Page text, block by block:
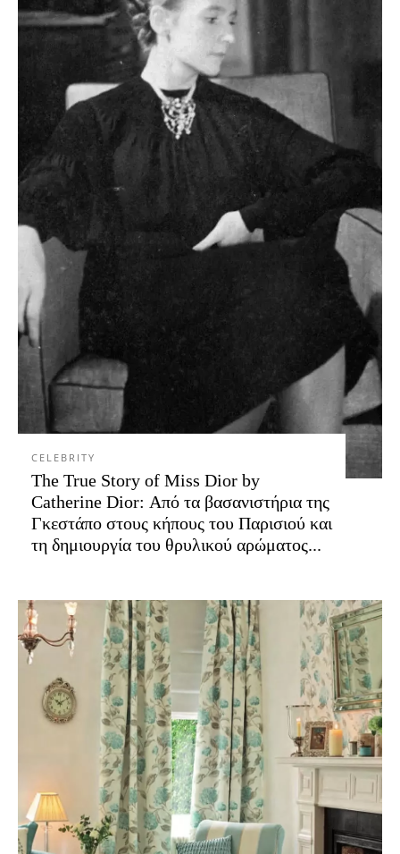
CELEBRITY
The True Story of Miss Dior by
Catherine Dior: Από τα βασανιστήρια της
Γκεστάπο στους κήπους του Παρισιού και
τη δημιουργία του θρυλικού αρώματος...